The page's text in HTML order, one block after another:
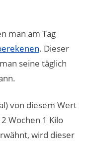
man am Tag
. Dieser
seine täglich
von diesem Wert
Wochen 1 Kilo
wird dieser